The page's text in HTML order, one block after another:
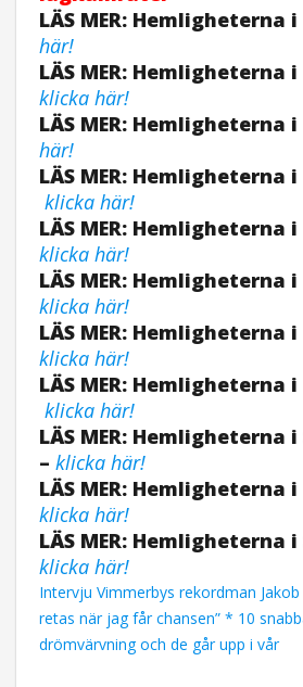
LÄS MER: Hemligheterna
här!
LÄS MER: Hemligheterna
klicka här!
LÄS MER: Hemligheterna
här!
LÄS MER: Hemligheterna
klicka här!
LÄS MER: Hemligheterna
klicka här!
LÄS MER: Hemligheterna
klicka här!
LÄS MER: Hemligheterna
klicka här!
LÄS MER: Hemligheterna
klicka här!
LÄS MER: Hemligheterna
– klicka här!
LÄS MER: Hemligheterna
klicka här!
LÄS MER: Hemligheterna
klicka här!
Intervju Vimmerbys rekordman
retas när jag får chansen” * 10
drömvärvning och de går upp i vår